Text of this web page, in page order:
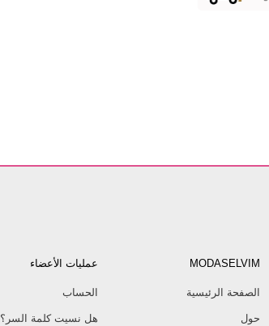
MODASELVIM
الصفحة الرئيسية
حول
عمليات الأعضاء
الحساب
هل نسيت كلمة السر؟